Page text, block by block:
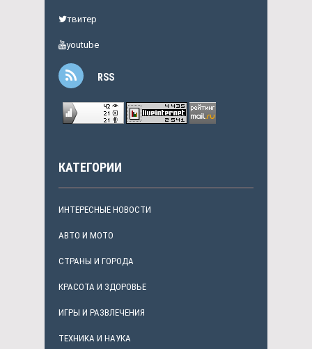
твитер
youtube
RSS
КАТЕГОРИИ
ИНТЕРЕСНЫЕ НОВОСТИ
АВТО И МОТО
СТРАНЫ И ГОРОДА
КРАСОТА И ЗДОРОВЬЕ
ИГРЫ И РАЗВЛЕЧЕНИЯ
ТЕХНИКА И НАУКА